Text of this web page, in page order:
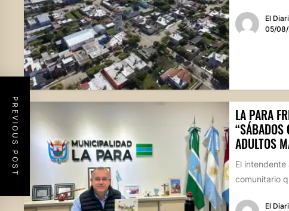
PREVIOUS POST
El
05/
LA PARA
ADULTOS
El
comunitario
El